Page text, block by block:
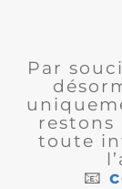
Par
toute
📧